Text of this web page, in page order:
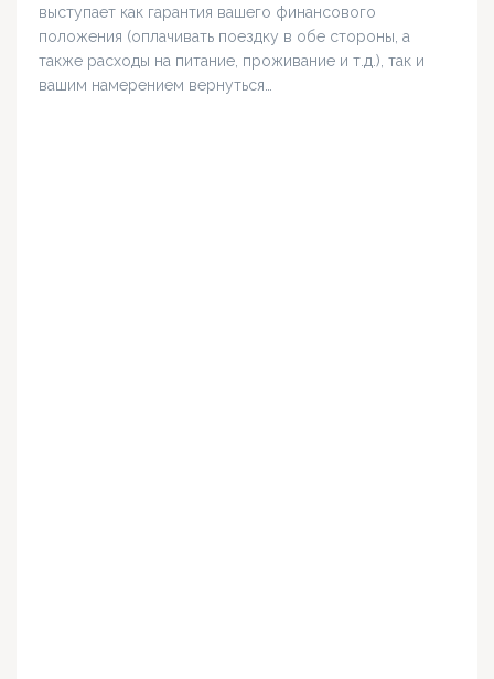
выступает как гарантия вашего финансового
положения (оплачивать поездку в обе стороны, а
также расходы на питание, проживание и т.д.), так и
вашим намерением вернуться…